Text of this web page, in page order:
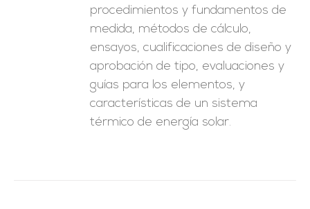
procedimientos y fundamentos de
medida, métodos de cálculo,
ensayos, cualificaciones de diseño y
aprobación de tipo, evaluaciones y
guías para los elementos, y
características de un sistema
térmico de energía solar.